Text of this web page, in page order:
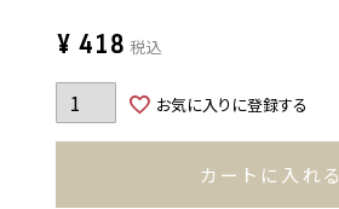
¥ 418 税込
お気に入りに登録する
カートに入れる